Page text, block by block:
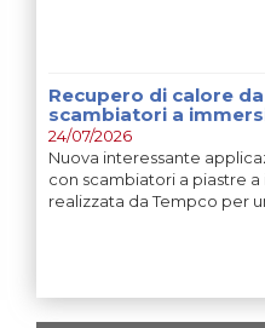
Recupero di calore
scambiatori a
24/07/2026
Nuova interessante
con scambiatori a piastre
realizzata da Tempco per